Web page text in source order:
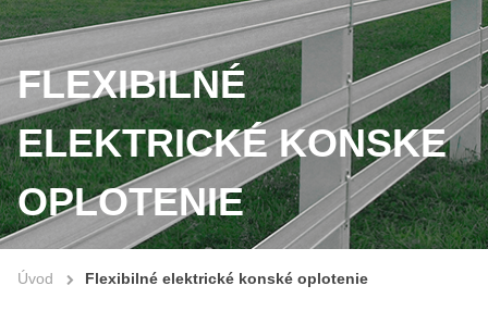
FLEXIBILNÉ
ELEKTRICKÉ KONSKE
OPLOTENIE
Úvod Flexibilné elektrické konské oplotenie